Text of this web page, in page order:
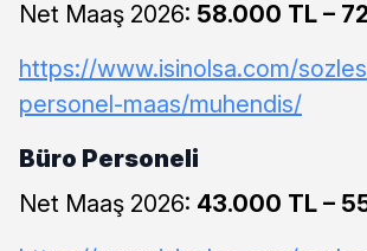
Net Maaş 2026: 58.000 TL –
https://www.isinolsa.com/
personel-maas/muhendis/
Büro Personeli
Net Maaş 2026: 43.000 TL –